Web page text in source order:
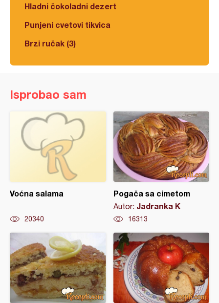
Hladni čokoladni dezert
Punjeni cvetovi tikvica
Brzi ručak (3)
Isprobao sam
Voćna salama
20340
Pogača sa cimetom
Autor: Jadranka K
16313